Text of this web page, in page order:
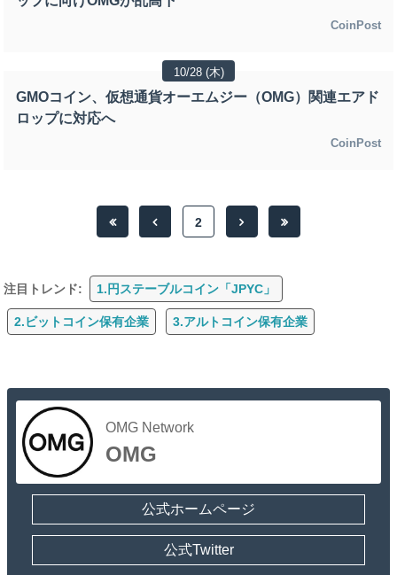
CoinPost
10/28 (木)
GMOコイン、仮想通貨オーエムジー（OMG）関連エアド
ロップに対応へ
CoinPost
2
注目トレンド: 1.円ステーブルコイン「JPYC」
2.ビットコイン保有企業 3.アルトコイン保有企業
OMG Network
OMG
公式ホームページ
公式Twitter